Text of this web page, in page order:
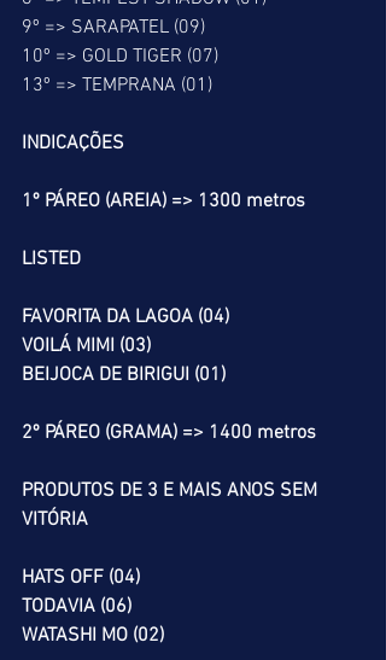
9º => SARAPATEL (09)
10º => GOLD TIGER (07)
13º => TEMPRANA (01)
INDICAÇÕES
1º PÁREO (AREIA) => 1300 metros
LISTED
FAVORITA DA LAGOA (04)
VOILÁ MIMI (03)
BEIJOCA DE BIRIGUI (01)
2º PÁREO (GRAMA) => 1400 metros
PRODUTOS DE 3 E MAIS ANOS SEM
VITÓRIA
HATS OFF (04)
TODAVIA (06)
WATASHI MO (02)